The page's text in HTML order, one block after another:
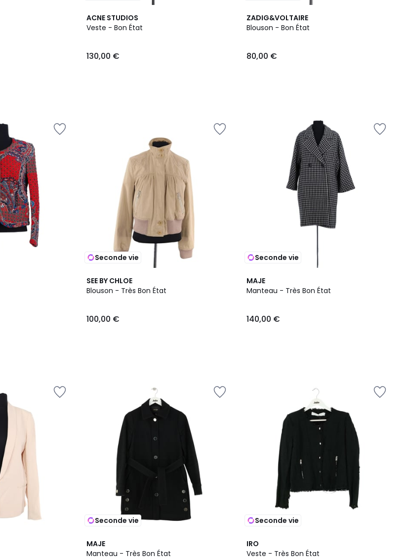
ACNE STUDIOS
Veste - Bon État
130,00 €
ZADIG&VOLTAIRE
Blouson - Bon État
80,00 €
Seconde vie
SEE BY CHLOE
Blouson - Très Bon État
100,00 €
Seconde vie
MAJE
Manteau - Très Bon État
140,00 €
Seconde vie
MAJE
Manteau - Très Bon État
Seconde vie
IRO
Veste - Très Bon État